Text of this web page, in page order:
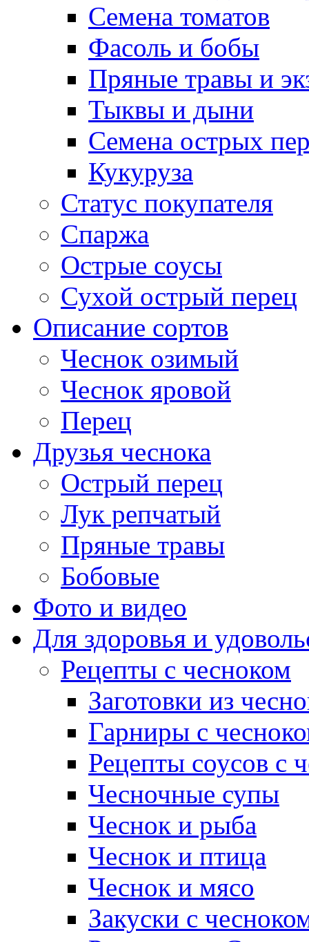
Семена томатов
Фасоль и бобы
Пряные травы и
Тыквы и дыни
Семена острых
Кукуруза
Статус покупателя
Спаржа
Острые соусы
Сухой острый перец
Описание сортов
Чеснок озимый
Чеснок яровой
Перец
Друзья чеснока
Острый перец
Лук репчатый
Пряные травы
Бобовые
Фото и видео
Для здоровья и
Рецепты с чесноком
Заготовки из
Гарниры с
Рецепты соусов с
Чесночные супы
Чеснок и рыба
Чеснок и птица
Чеснок и мясо
Закуски с